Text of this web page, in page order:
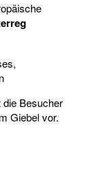
die Besucher
Giebel vor.